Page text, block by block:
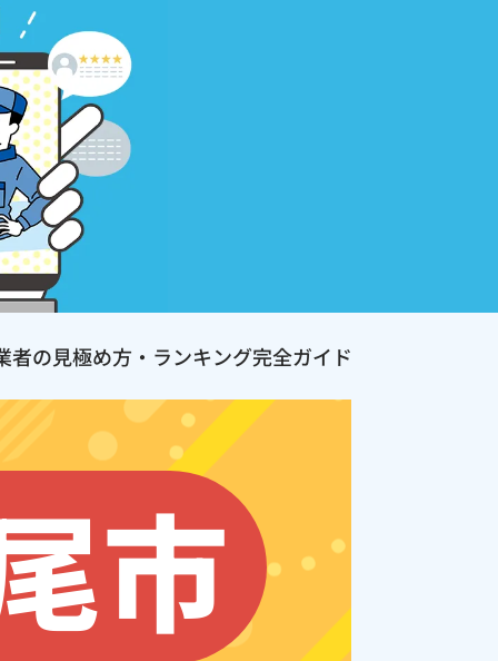
の見極め方・ランキング完全ガイド
市